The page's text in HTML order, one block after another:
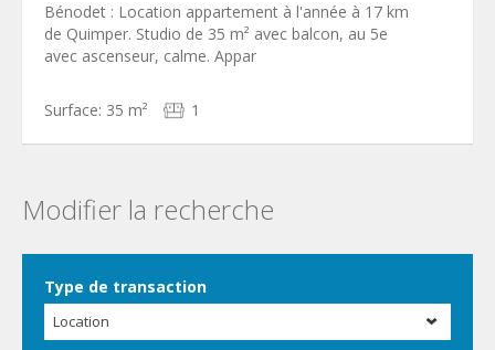
Bénodet : Location appartement à l'année à 17 km
de Quimper. Studio de 35 m² avec balcon, au 5e
avec ascenseur, calme. Appar
Surface: 35 m² 1
Modifier la recherche
Type de transaction
Location